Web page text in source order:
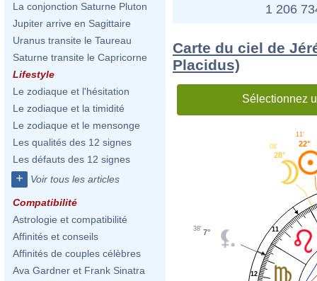
La conjonction Saturne Pluton
Jupiter arrive en Sagittaire
Uranus transite le Taureau
Saturne transite le Capricorne
Lifestyle
Le zodiaque et l'hésitation
Le zodiaque et la timidité
Le zodiaque et le mensonge
Les qualités des 12 signes
Les défauts des 12 signes
+ Voir tous les articles
Compatibilité
Astrologie et compatibilité
Affinités et conseils
Affinités de couples célèbres
Ava Gardner et Frank Sinatra
1 206
Carte du ciel de
Placidus)
Sélectionnez
11
12
22°
11'
28°
08'
7°
38'